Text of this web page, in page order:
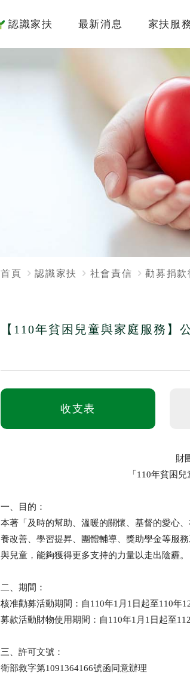
認識家扶 最新消息 家扶服
國內服務
國際服
倡議研究
首頁 認識家扶 社會責信 勸募捐款
【110年貧困兒童與家庭服務】
收支表
財
「110年貧困
一、目的：
本著「及時的幫助、溫暖的關懷、基督的愛心
養改善、學習提昇、團體輔導、獎助學金等服
與兒童，能夠獲得更多支持的力量以走出陰霾。
二、期間：
核准勸募活動期間：自110年1月1日起至110年
募款活動財物使用期間：自110年1月1日起至
三、許可文號：
衛部救字第1091364166號函同意辦理